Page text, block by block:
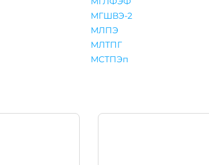
МГШВЭ-2
МЛПЭ
МЛТПГ
МСТПЭп